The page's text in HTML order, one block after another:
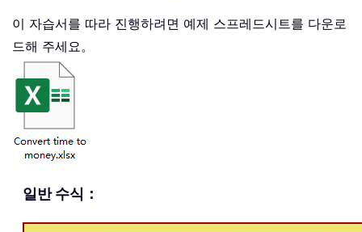
이 자습서를 따라 진행하려면 예제 스프레드시트를 다운로
드해 주세요。
일반 수식：